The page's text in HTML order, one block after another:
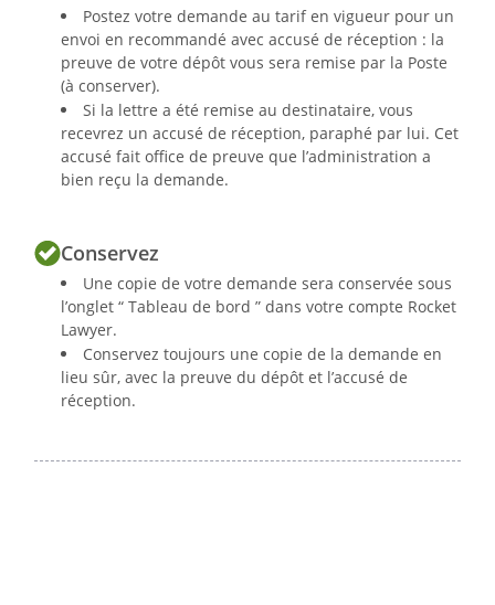
Postez votre demande au tarif en vigueur pour un
envoi en recommandé avec accusé de réception : la
preuve de votre dépôt vous sera remise par la Poste
(à conserver).
Si la lettre a été remise au destinataire, vous
recevrez un accusé de réception, paraphé par lui. Cet
accusé fait office de preuve que l’administration a
bien reçu la demande.
Conservez
Une copie de votre demande sera conservée sous
l’onglet “ Tableau de bord ” dans votre compte Rocket
Lawyer.
Conservez toujours une copie de la demande en
lieu sûr, avec la preuve du dépôt et l’accusé de
réception.